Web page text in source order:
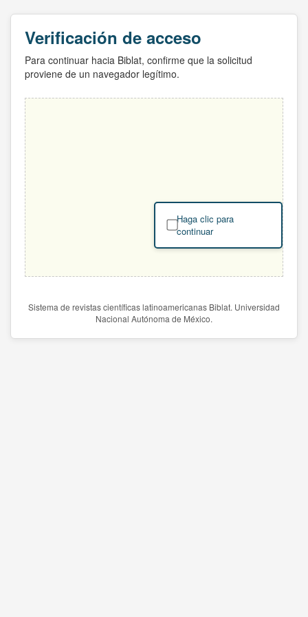
Verificación de acceso
Para continuar hacia Biblat, confirme que la solicitud
proviene de un navegador legítimo.
Haga clic para
continuar
Sistema de revistas científicas latinoamericanas Biblat. Universidad
Nacional Autónoma de México.